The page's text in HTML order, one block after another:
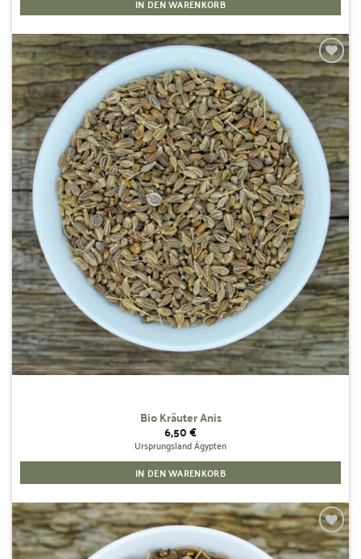
IN DEN WARENKORB
Zur
Wunschliste
hinzufügen
Bio Kräuter Anis
6,50€
Ursprungsland Ägypten
IN DEN WARENKORB
Zur
Wunschliste